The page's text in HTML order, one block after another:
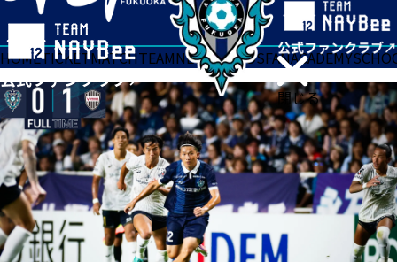
閉じる
HOMETICKETMATCHTEAMNEWSGOODSFANACADEMY